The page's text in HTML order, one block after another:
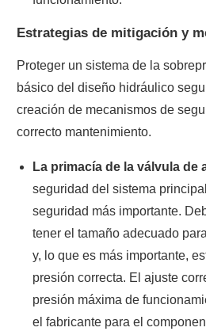
Estrategias de mitigación y
Proteger un sistema de la
básico del diseño hidráulico
creación de mecanismos de
correcto mantenimiento.
La primacía de la válvula de
seguridad del sistema
seguridad más importante.
tener el tamaño adecuado
y, lo que es más importante,
presión correcta. El ajuste
presión máxima de
el fabricante para el